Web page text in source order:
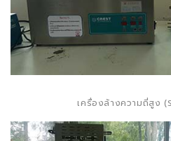
เครื่องล้างความถี่สูง